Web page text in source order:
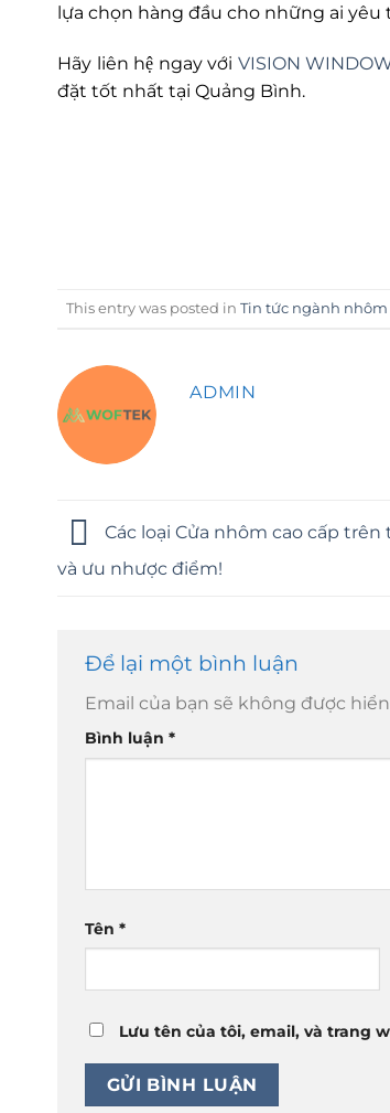
lựa chọn hàng đầu cho những ai
Hãy liên hệ ngay với VISION
đặt tốt nhất tại Quảng Bình.
This entry was posted in Tin tức ngành
ADMIN
Các loại Cửa nhôm cao cấp
và ưu nhược điểm!
Để lại một bình luận
Email của bạn sẽ không được
Bình luận *
Tên *
Lưu tên của tôi, email, và trang